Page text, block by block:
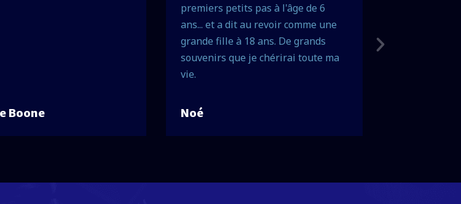
Boone
premiers petits pas à l'âge de 6
ans... et a dit au revoir comme une
grande fille à 18 ans. De grands
souvenirs que je chérirai toute ma
vie.
Noé